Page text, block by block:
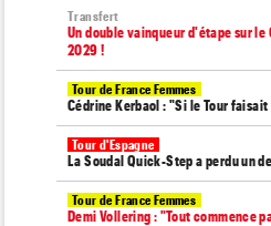
Transfert
Un double vainqueur d'étape sur le
2029 !
Tour de France Femmes
Cédrine Kerbaol : "Si le Tour
Tour d'Espagne
La Soudal Quick-Step a perdu un
Tour de France Femmes
Demi Vollering : "Tout commence